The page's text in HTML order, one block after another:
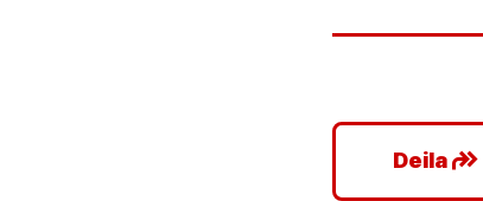
Deilagoogle_plus_reshare